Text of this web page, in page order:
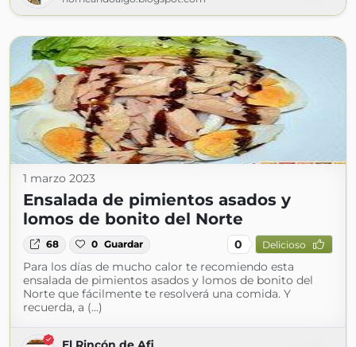
1 marzo 2023
Ensalada de pimientos asados y
lomos de bonito del Norte
68 0 Guardar 0 Delicioso
Para los días de mucho calor te recomiendo esta
ensalada de pimientos asados y lomos de bonito del
Norte que fácilmente te resolverá una comida. Y
recuerda, a (...)